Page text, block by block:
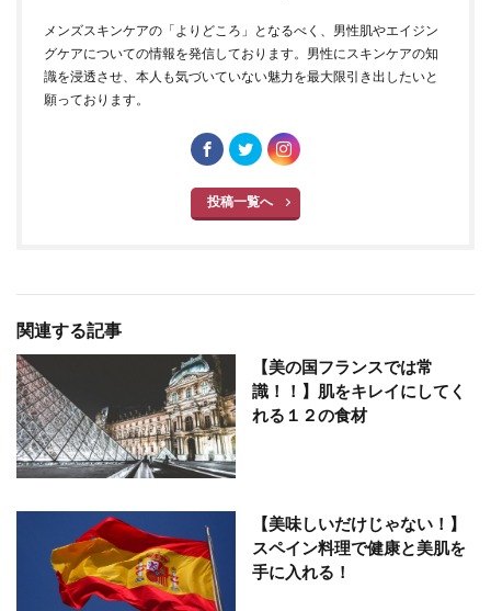
メンズスキンケアの「よりどころ」となるべく、男性肌やエイジン
グケアについての情報を発信しております。男性にスキンケアの知
識を浸透させ、本人も気づいていない魅力を最大限引き出したいと
願っております。
投稿一覧へ
関連する記事
【美の国フランスでは常
識！！】肌をキレイにしてく
れる１２の食材
【美味しいだけじゃない！】
スペイン料理で健康と美肌を
手に入れる！